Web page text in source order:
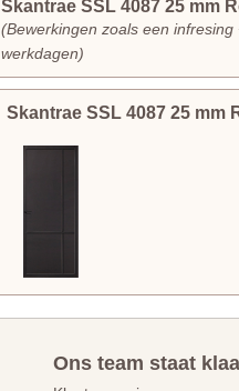
Skantrae SSL 4087 25 mm
(Bewerkingen zoals een
werkdagen)
Skantrae SSL 4087 25 mm
Ons team staat